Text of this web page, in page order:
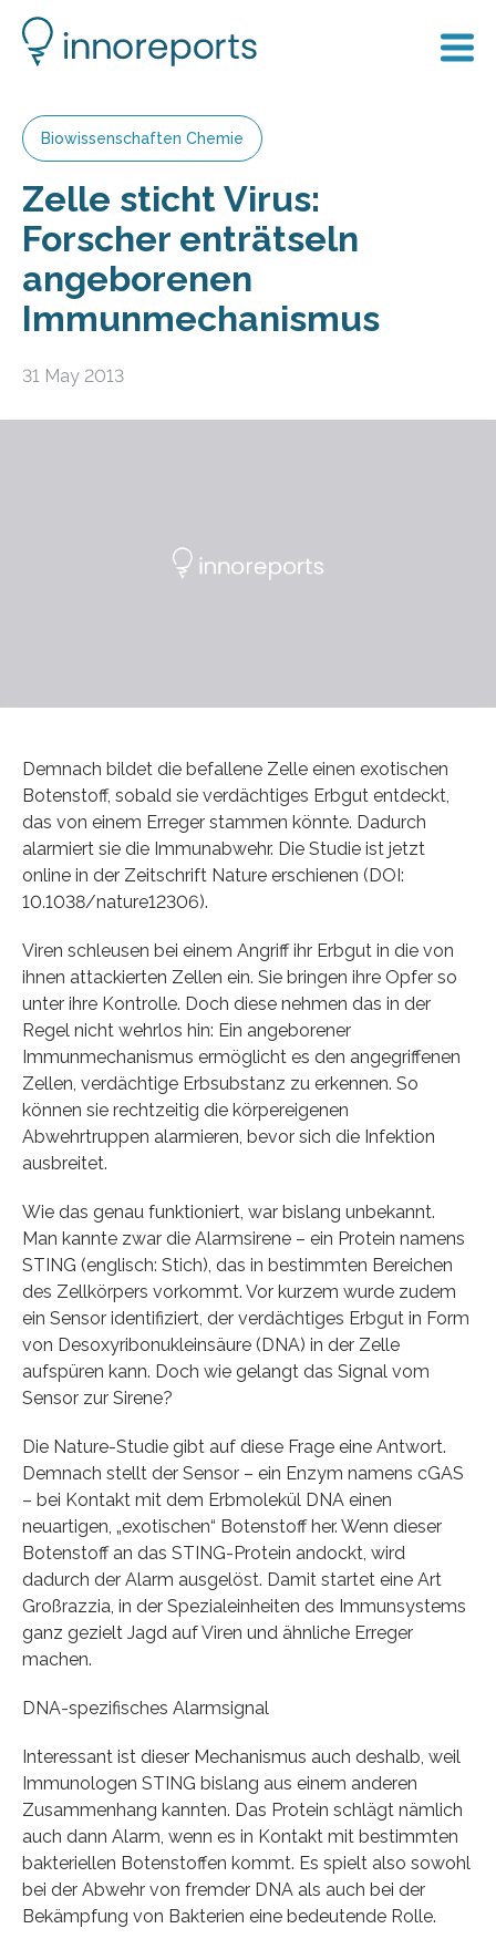
Biowissenschaften Chemie
Zelle sticht Virus:
Forscher enträtseln
angeborenen
Immunmechanismus
31 May 2013
Demnach bildet die befallene Zelle einen exotischen
Botenstoff, sobald sie verdächtiges Erbgut entdeckt,
das von einem Erreger stammen könnte. Dadurch
alarmiert sie die Immunabwehr. Die Studie ist jetzt
online in der Zeitschrift Nature erschienen (DOI:
10.1038/nature12306).
Viren schleusen bei einem Angriff ihr Erbgut in die von
ihnen attackierten Zellen ein. Sie bringen ihre Opfer so
unter ihre Kontrolle. Doch diese nehmen das in der
Regel nicht wehrlos hin: Ein angeborener
Immunmechanismus ermöglicht es den angegriffenen
Zellen, verdächtige Erbsubstanz zu erkennen. So
können sie rechtzeitig die körpereigenen
Abwehrtruppen alarmieren, bevor sich die Infektion
ausbreitet.
Wie das genau funktioniert, war bislang unbekannt.
Man kannte zwar die Alarmsirene – ein Protein namens
STING (englisch: Stich), das in bestimmten Bereichen
des Zellkörpers vorkommt. Vor kurzem wurde zudem
ein Sensor identifiziert, der verdächtiges Erbgut in Form
von Desoxyribonukleinsäure (DNA) in der Zelle
aufspüren kann. Doch wie gelangt das Signal vom
Sensor zur Sirene?
Die Nature-Studie gibt auf diese Frage eine Antwort.
Demnach stellt der Sensor – ein Enzym namens cGAS
– bei Kontakt mit dem Erbmolekül DNA einen
neuartigen, „exotischen“ Botenstoff her. Wenn dieser
Botenstoff an das STING-Protein andockt, wird
dadurch der Alarm ausgelöst. Damit startet eine Art
Großrazzia, in der Spezialeinheiten des Immunsystems
ganz gezielt Jagd auf Viren und ähnliche Erreger
machen.
DNA-spezifisches Alarmsignal
Interessant ist dieser Mechanismus auch deshalb, weil
Immunologen STING bislang aus einem anderen
Zusammenhang kannten. Das Protein schlägt nämlich
auch dann Alarm, wenn es in Kontakt mit bestimmten
bakteriellen Botenstoffen kommt. Es spielt also sowohl
bei der Abwehr von fremder DNA als auch bei der
Bekämpfung von Bakterien eine bedeutende Rolle.